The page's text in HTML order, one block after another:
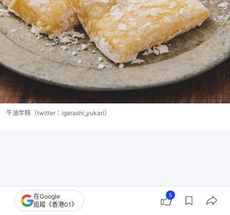
牛油年糕（twitter：igarashi_yukari）
在Google
追蹤《香港01》
5